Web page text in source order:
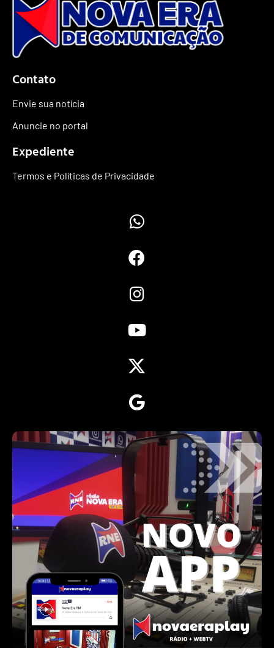
Contato
Envie sua notícia
Anuncie no portal
Expediente
Termos e Políticas de Privacidade